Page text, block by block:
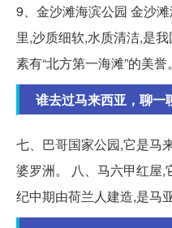
9、金沙滩海滨公园 金沙
里,沙质细软,水质清洁,是
素有“北方第一海滩”的美誉
谁去过马来西亚，聊一
七、巴哥国家公园,它是马
婆罗洲。 八、马六甲红屋
纪中期由荷兰人建造,是马